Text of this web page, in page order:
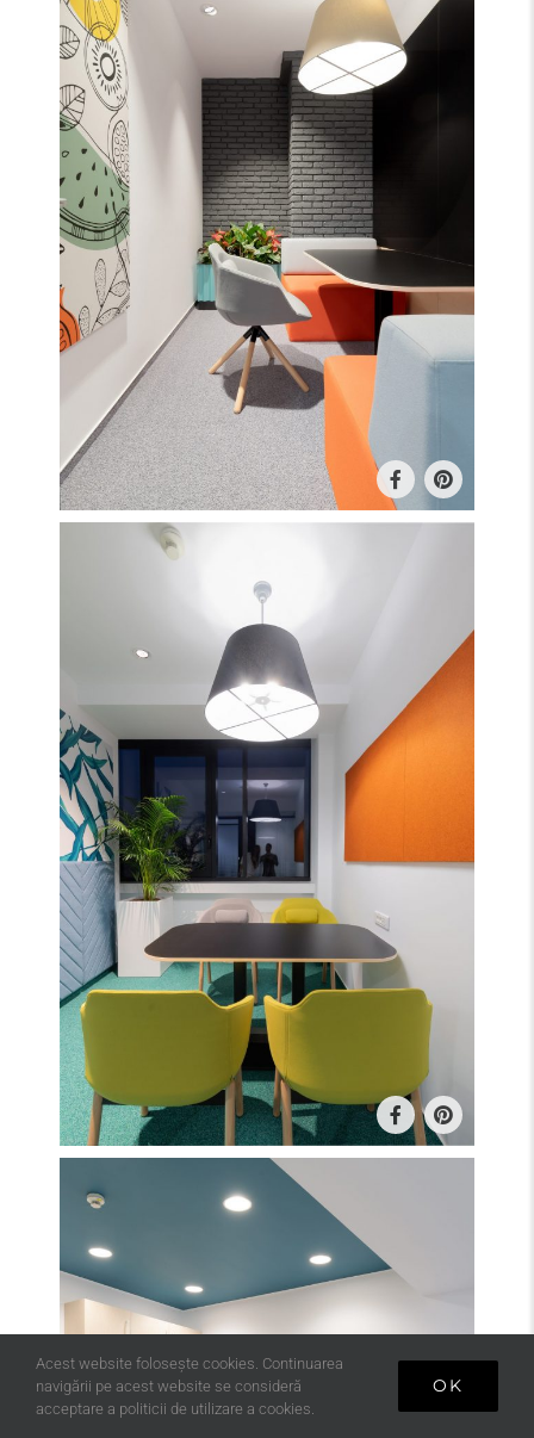
Acest website folosește cookies. Continuarea
navigării pe acest website se consideră
acceptare a politicii de utilizare a cookies.
OK